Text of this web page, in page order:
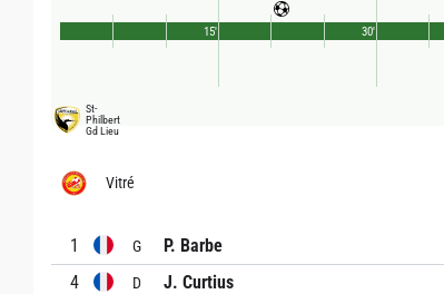
St-
Philbert
Gd Lieu
15' 30'
Vitré
1 G
P. Barbe
4
D
J. Curtius